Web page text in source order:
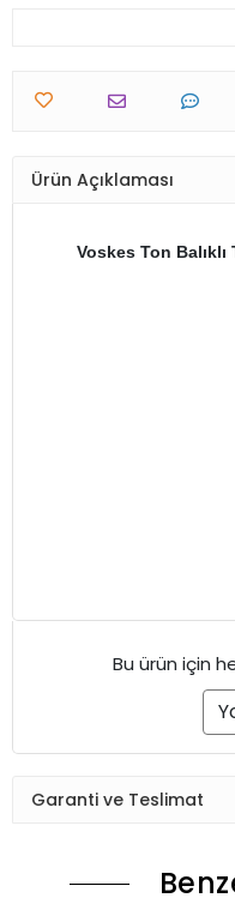
Ürün Açıklaması
Voskes Ton Balıklı
Bu ürün için
Garanti ve Teslimat